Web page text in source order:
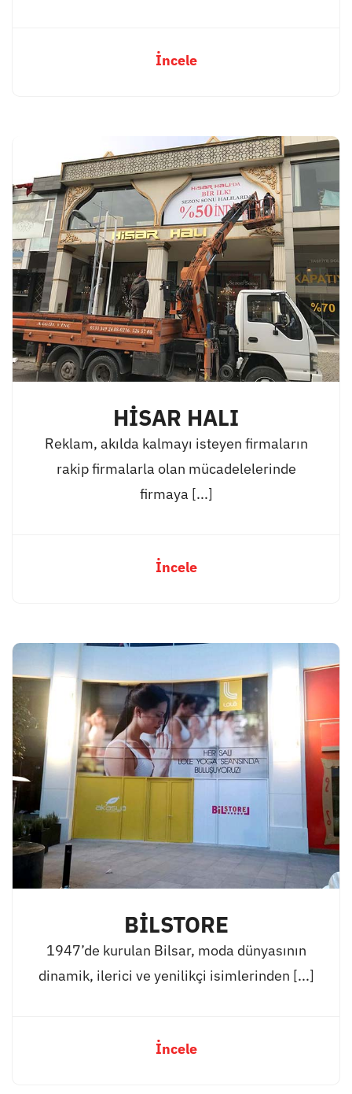
İncele
HİSAR HALI
Reklam, akılda kalmayı isteyen firmaların
rakip firmalarla olan mücadelelerinde
firmaya [...]
İncele
BİLSTORE
1947’de kurulan Bilsar, moda dünyasının
dinamik, ilerici ve yenilikçi isimlerinden [...]
İncele